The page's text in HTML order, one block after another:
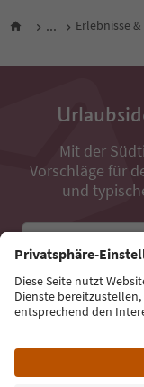
... Erlebnisse
Mit der
Vorschläge für
und